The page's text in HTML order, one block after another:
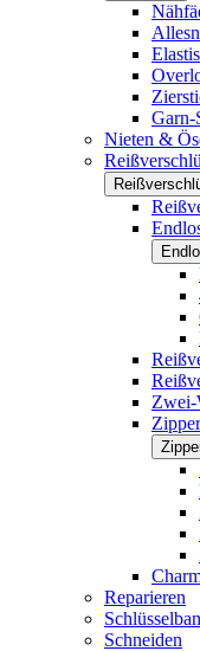
Garn-
Nieten &
Zwei-
Zipper
Reparieren
Schneiden